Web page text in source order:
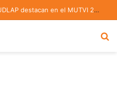
Estudiantes STEM de la UDLAP destacan en el MUTVI 2026